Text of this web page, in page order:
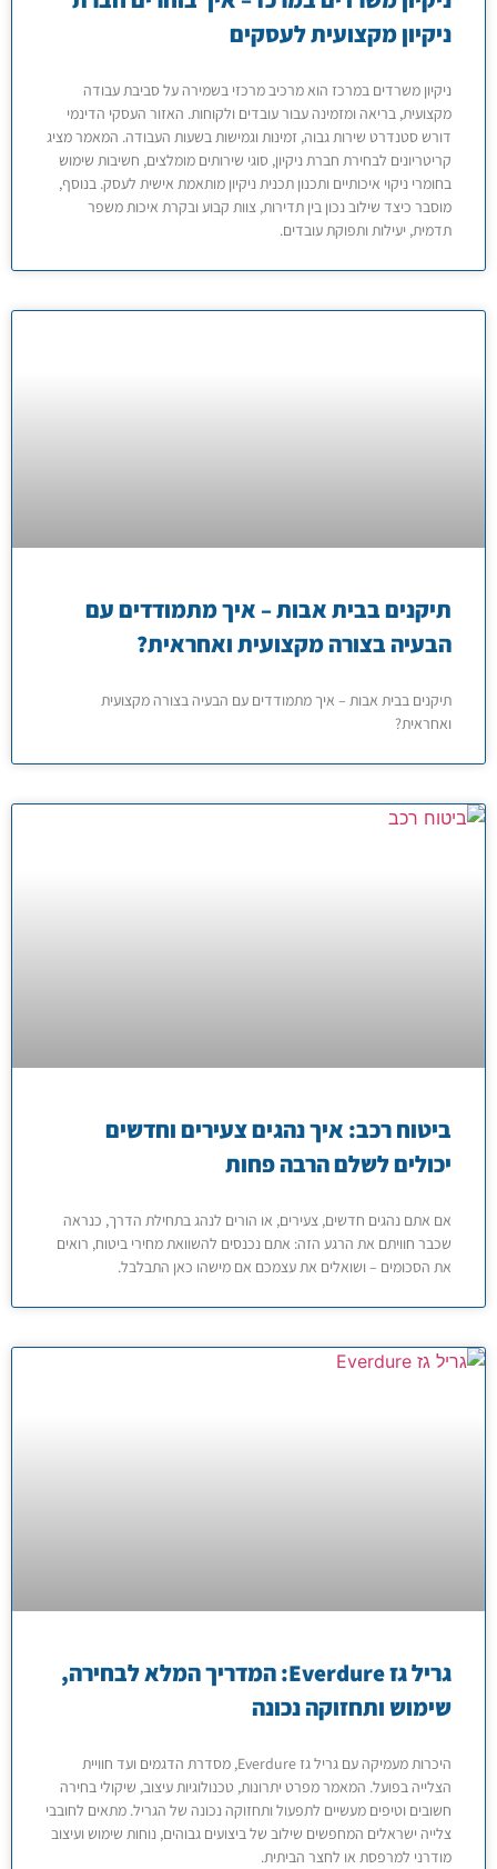
ניקיון מקצועית לעסקים
ניקיון משרדים במרכז הוא מרכיב מרכזי בשמירה על סביבת עבודה
מקצועית, בריאה ומזמינה עבור עובדים ולקוחות. האזור העסקי הדינמי
דורש סטנדרט שירות גבוה, זמינות וגמישות בשעות העבודה. המאמר מציג
קריטריונים לבחירת חברת ניקיון, סוגי שירותים מומלצים, חשיבות שימוש
בחומרי ניקוי איכותיים ותכנון תכנית ניקיון מותאמת אישית לעסק. בנוסף,
מוסבר כיצד שילוב נכון בין תדירות, צוות קבוע ובקרת איכות משפר
תדמית, יעילות ותפוקת עובדים.
תיקנים בבית אבות – איך מתמודדים עם
הבעיה בצורה מקצועית ואחראית?
תיקנים בבית אבות – איך מתמודדים עם הבעיה בצורה מקצועית
ואחראית?
ביטוח רכב: איך נהגים צעירים וחדשים
יכולים לשלם הרבה פחות
אם אתם נהגים חדשים, צעירים, או הורים לנהג בתחילת הדרך, כנראה
שכבר חוויתם את הרגע הזה: אתם נכנסים להשוואת מחירי ביטוח, רואים
את הסכומים – ושואלים את עצמכם אם מישהו כאן התבלבל.
גריל גז Everdure: המדריך המלא לבחירה,
שימוש ותחזוקה נכונה
היכרות מעמיקה עם גריל גז Everdure, מסדרת הדגמים ועד חוויית
הצלייה בפועל. המאמר מפרט יתרונות, טכנולוגיות עיצוב, שיקולי בחירה
חשובים וטיפים מעשיים לתפעול ותחזוקה נכונה של הגריל. מתאים לחובבי
צלייה ישראלים המחפשים שילוב של ביצועים גבוהים, נוחות שימוש ועיצוב
מודרני למרפסת או לחצר הביתית.